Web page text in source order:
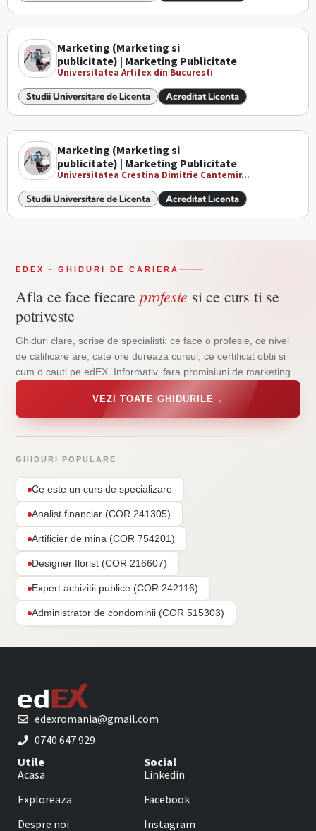
Marketing (Marketing si
publicitate) | Marketing Publicitate
Universitatea Artifex din Bucuresti
Studii Universitare de Licenta Acreditat Licenta
Marketing (Marketing si
publicitate) | Marketing Publicitate
Universitatea Crestina Dimitrie Cantemir...
Studii Universitare de Licenta Acreditat Licenta
EDEX · GHIDURI DE CARIERA
Afla ce face fiecare profesie si ce curs ti se
potriveste
Ghiduri clare, scrise de specialisti: ce face o profesie, ce nivel
de calificare are, cate ore dureaza cursul, ce certificat obtii si
cum o cauti pe edEX. Informativ, fara promisiuni de marketing.
VEZI TOATE GHIDURILE →
GHIDURI POPULARE
Ce este un curs de specializare
Analist financiar (COR 241305)
Artificier de mina (COR 754201)
Designer florist (COR 216607)
Expert achizitii publice (COR 242116)
Administrator de condominii (COR 515303)
edexromania@gmail.com
0740 647 929
Utile
Acasa
Exploreaza
Despre noi
Social
Linkedin
Facebook
Instagram